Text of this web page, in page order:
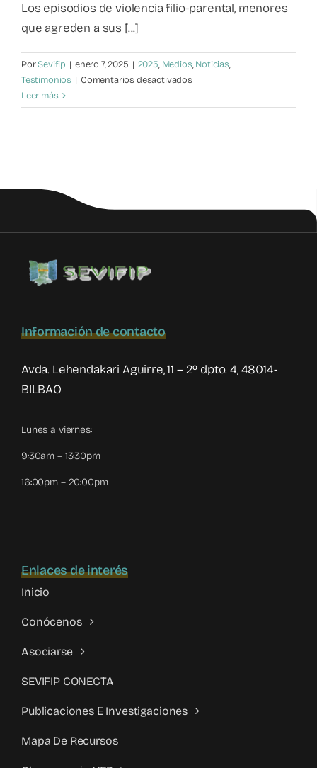
Contacto
Los episodios de violencia filio-parental, menores
que agreden a sus [...]
PorSevifip | enero 7, 2025 | 2025, Medios,Noticias,
Testimonios | Comentarios desactivadosen
Filio-
Leer más
Información de contacto
Avda. Lehendakari Aguirre, 11 – 2º dpto. 4, 48014-
BILBAO
Lunes a viernes:
9:30am – 13:30pm
16:00pm – 20:00pm
Enlaces de interés
Inicio
Conócenos
Asociarse
SEVIFIP CONECTA
Publicaciones E Investigaciones
Mapa De Recursos